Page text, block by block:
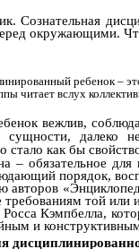
Сознательная
окружающими.
ребенок –
читает вслух
вежлив,
далеко не
стало как бы
для
порядок,
той или
Кэмпбелла,
и